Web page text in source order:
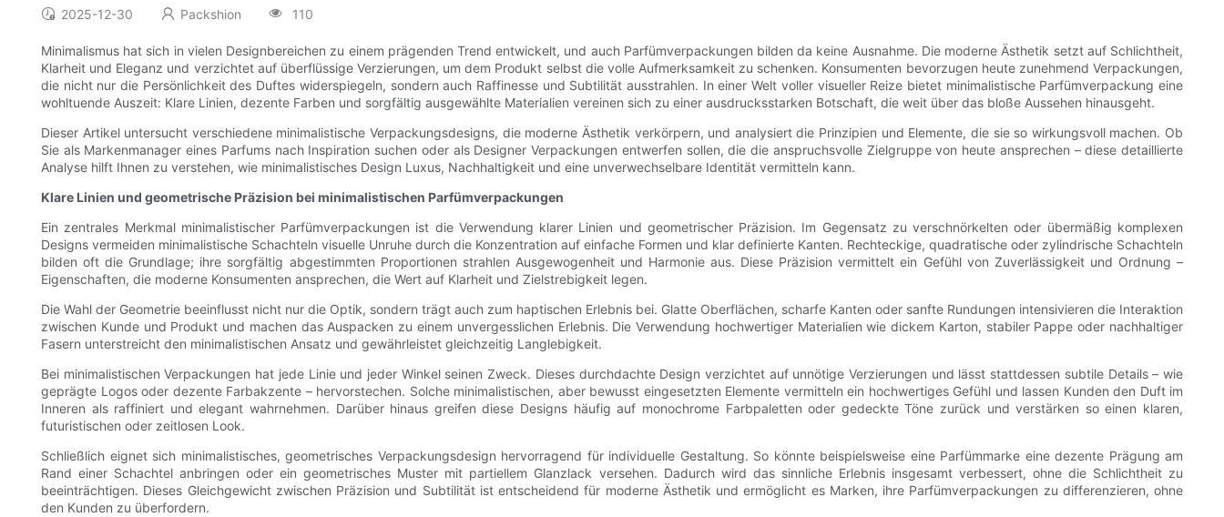
2025-12-30 Packshion 110
Minimalismus hat sich in vielen Designbereichen zu einem prägenden Trend entwickelt, und auch Parfümverpackungen bilden da keine Ausnahme. Die moderne Ästhetik setzt auf Schlichtheit,
Klarheit und Eleganz und verzichtet auf überflüssige Verzierungen, um dem Produkt selbst die volle Aufmerksamkeit zu schenken. Konsumenten bevorzugen heute zunehmend Verpackungen,
die nicht nur die Persönlichkeit des Duftes widerspiegeln, sondern auch Raffinesse und Subtilität ausstrahlen. In einer Welt voller visueller Reize bietet minimalistische Parfümverpackung eine
wohltuende Auszeit: Klare Linien, dezente Farben und sorgfältig ausgewählte Materialien vereinen sich zu einer ausdrucksstarken Botschaft, die weit über das bloße Aussehen hinausgeht.
Dieser Artikel untersucht verschiedene minimalistische Verpackungsdesigns, die moderne Ästhetik verkörpern, und analysiert die Prinzipien und Elemente, die sie so wirkungsvoll machen. Ob
Sie als Markenmanager eines Parfums nach Inspiration suchen oder als Designer Verpackungen entwerfen sollen, die die anspruchsvolle Zielgruppe von heute ansprechen – diese detaillierte
Analyse hilft Ihnen zu verstehen, wie minimalistisches Design Luxus, Nachhaltigkeit und eine unverwechselbare Identität vermitteln kann.
Klare Linien und geometrische Präzision bei minimalistischen Parfümverpackungen
Ein zentrales Merkmal minimalistischer Parfümverpackungen ist die Verwendung klarer Linien und geometrischer Präzision. Im Gegensatz zu verschnörkelten oder übermäßig komplexen
Designs vermeiden minimalistische Schachteln visuelle Unruhe durch die Konzentration auf einfache Formen und klar definierte Kanten. Rechteckige, quadratische oder zylindrische Schachteln
bilden oft die Grundlage; ihre sorgfältig abgestimmten Proportionen strahlen Ausgewogenheit und Harmonie aus. Diese Präzision vermittelt ein Gefühl von Zuverlässigkeit und Ordnung –
Eigenschaften, die moderne Konsumenten ansprechen, die Wert auf Klarheit und Zielstrebigkeit legen.
Die Wahl der Geometrie beeinflusst nicht nur die Optik, sondern trägt auch zum haptischen Erlebnis bei. Glatte Oberflächen, scharfe Kanten oder sanfte Rundungen intensivieren die Interaktion
zwischen Kunde und Produkt und machen das Auspacken zu einem unvergesslichen Erlebnis. Die Verwendung hochwertiger Materialien wie dickem Karton, stabiler Pappe oder nachhaltiger
Fasern unterstreicht den minimalistischen Ansatz und gewährleistet gleichzeitig Langlebigkeit.
Bei minimalistischen Verpackungen hat jede Linie und jeder Winkel seinen Zweck. Dieses durchdachte Design verzichtet auf unnötige Verzierungen und lässt stattdessen subtile Details – wie
geprägte Logos oder dezente Farbakzente – hervorstechen. Solche minimalistischen, aber bewusst eingesetzten Elemente vermitteln ein hochwertiges Gefühl und lassen Kunden den Duft im
Inneren als raffiniert und elegant wahrnehmen. Darüber hinaus greifen diese Designs häufig auf monochrome Farbpaletten oder gedeckte Töne zurück und verstärken so einen klaren,
futuristischen oder zeitlosen Look.
Schließlich eignet sich minimalistisches, geometrisches Verpackungsdesign hervorragend für individuelle Gestaltung. So könnte beispielsweise eine Parfümmarke eine dezente Prägung am
Rand einer Schachtel anbringen oder ein geometrisches Muster mit partiellem Glanzlack versehen. Dadurch wird das sinnliche Erlebnis insgesamt verbessert, ohne die Schlichtheit zu
beeinträchtigen. Dieses Gleichgewicht zwischen Präzision und Subtilität ist entscheidend für moderne Ästhetik und ermöglicht es Marken, ihre Parfümverpackungen zu differenzieren, ohne
den Kunden zu überfordern.